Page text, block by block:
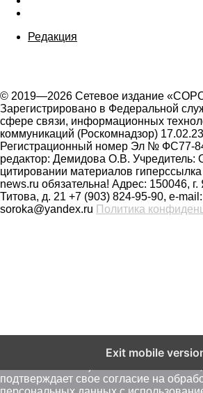
Редакция
© 2019—2026 Сетевое издание
Зарегистрировано в Федеральной
сфере связи, информационных
коммуникаций (Роскомнадзор)
Регистрационный номер Эл № ФС77-
редактор: Демидова О.В.
цитировании материалов
news.ru обязательна! Адрес: 150046,
Титова, д. 21 +7 (903) 824-95-90, e-
soroka@yandex.ru Политика
Exit mobile
пользователей (cookie, данные об IP -
подтверждает свое согласие на